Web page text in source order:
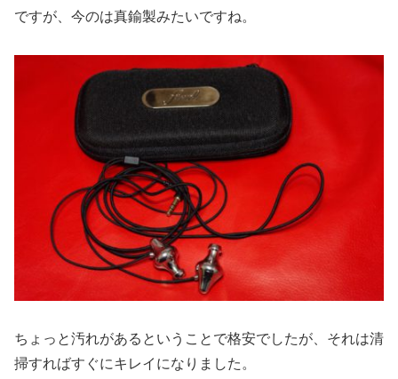
ですが、今のは真鍮製みたいですね。
ちょっと汚れがあるということで格安でしたが、それは清
掃すればすぐにキレイになりました。